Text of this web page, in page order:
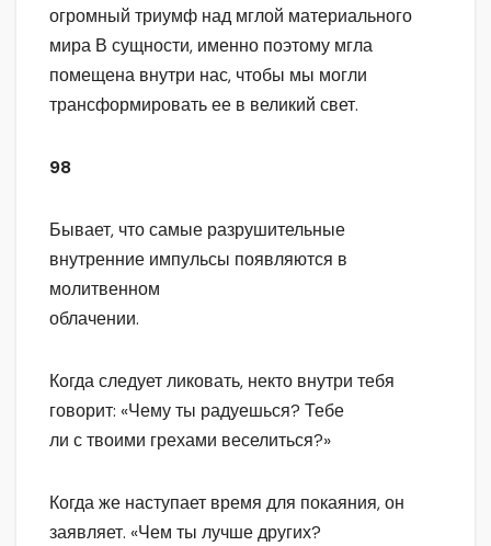
огромный триумф над мглой материального
мира В сущности, именно поэтому мгла
помещена внутри нас, чтобы мы могли
трансформировать ее в великий свет.
98
Бывает, что самые разрушительные
внутренние импульсы появляются в
молитвенном
облачении.
Когда следует ликовать, некто внутри тебя
говорит: «Чему ты радуешься? Тебе
ли с твоими грехами веселиться?»
Когда же наступает время для покаяния, он
заявляет. «Чем ты лучше других?